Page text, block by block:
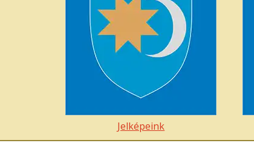
Jelképeink